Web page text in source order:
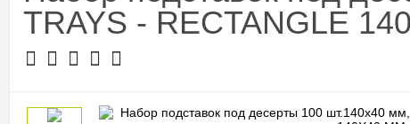
TRAYS - RECTANGLE